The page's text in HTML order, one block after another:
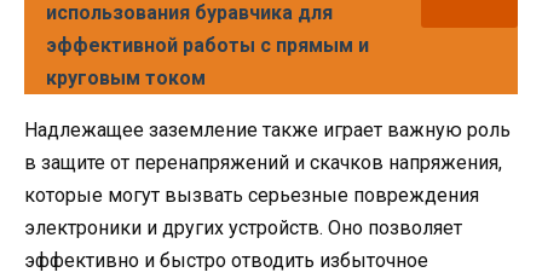
использования буравчика для
эффективной работы с прямым и
круговым током
Надлежащее заземление также играет важную роль
в защите от перенапряжений и скачков напряжения,
которые могут вызвать серьезные повреждения
электроники и других устройств. Оно позволяет
эффективно и быстро отводить избыточное